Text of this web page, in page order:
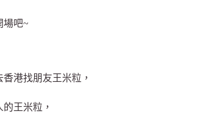
場吧~
港找朋友王米粒，
王米粒，